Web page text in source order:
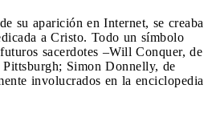
su aparición en Internet, se creaba
a Cristo. Todo un símbolo
sacerdotes –Will Conquer, de
Simon Donnelly, de
involucrados en la enciclopedia